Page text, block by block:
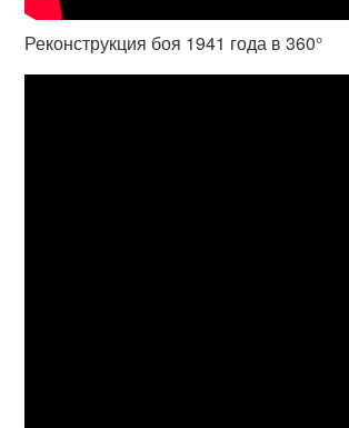
Реконструкция боя 1941 года в 360°